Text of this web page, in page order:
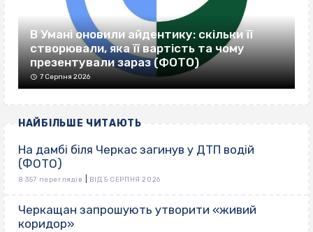
В Умані оновили айдентику: скільки її
створювали, яка її вартість та чому
презентували зараз (ФОТО)
7 Серпня 2026
НАЙБІЛЬШЕ ЧИТАЮТЬ
На дамбі біля Черкас загинув у ДТП водій
(ФОТО)
8 357 переглядів ВІД 5 СЕРПНЯ 2026
Черкащан запрошують утворити «живий
коридор»